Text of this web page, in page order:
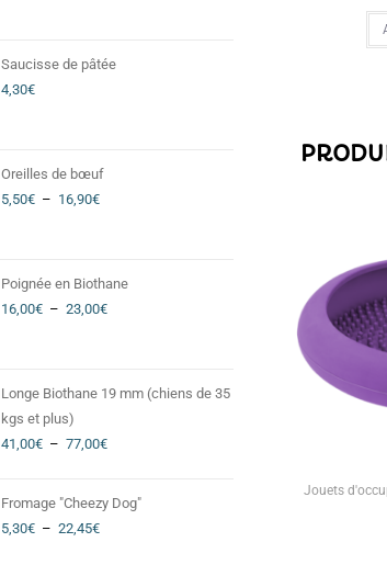
Jouets
Saucisse de pâtée
4,30€
Oreilles de bœuf
5,50€ – 16,90€
Poignée en Biothane
16,00€ – 23,00€
Longe Biothane 19 mm (chiens de 35
kgs et plus)
41,00€ – 77,00€
Fromage "Cheezy Dog"
5,30€ – 22,45€